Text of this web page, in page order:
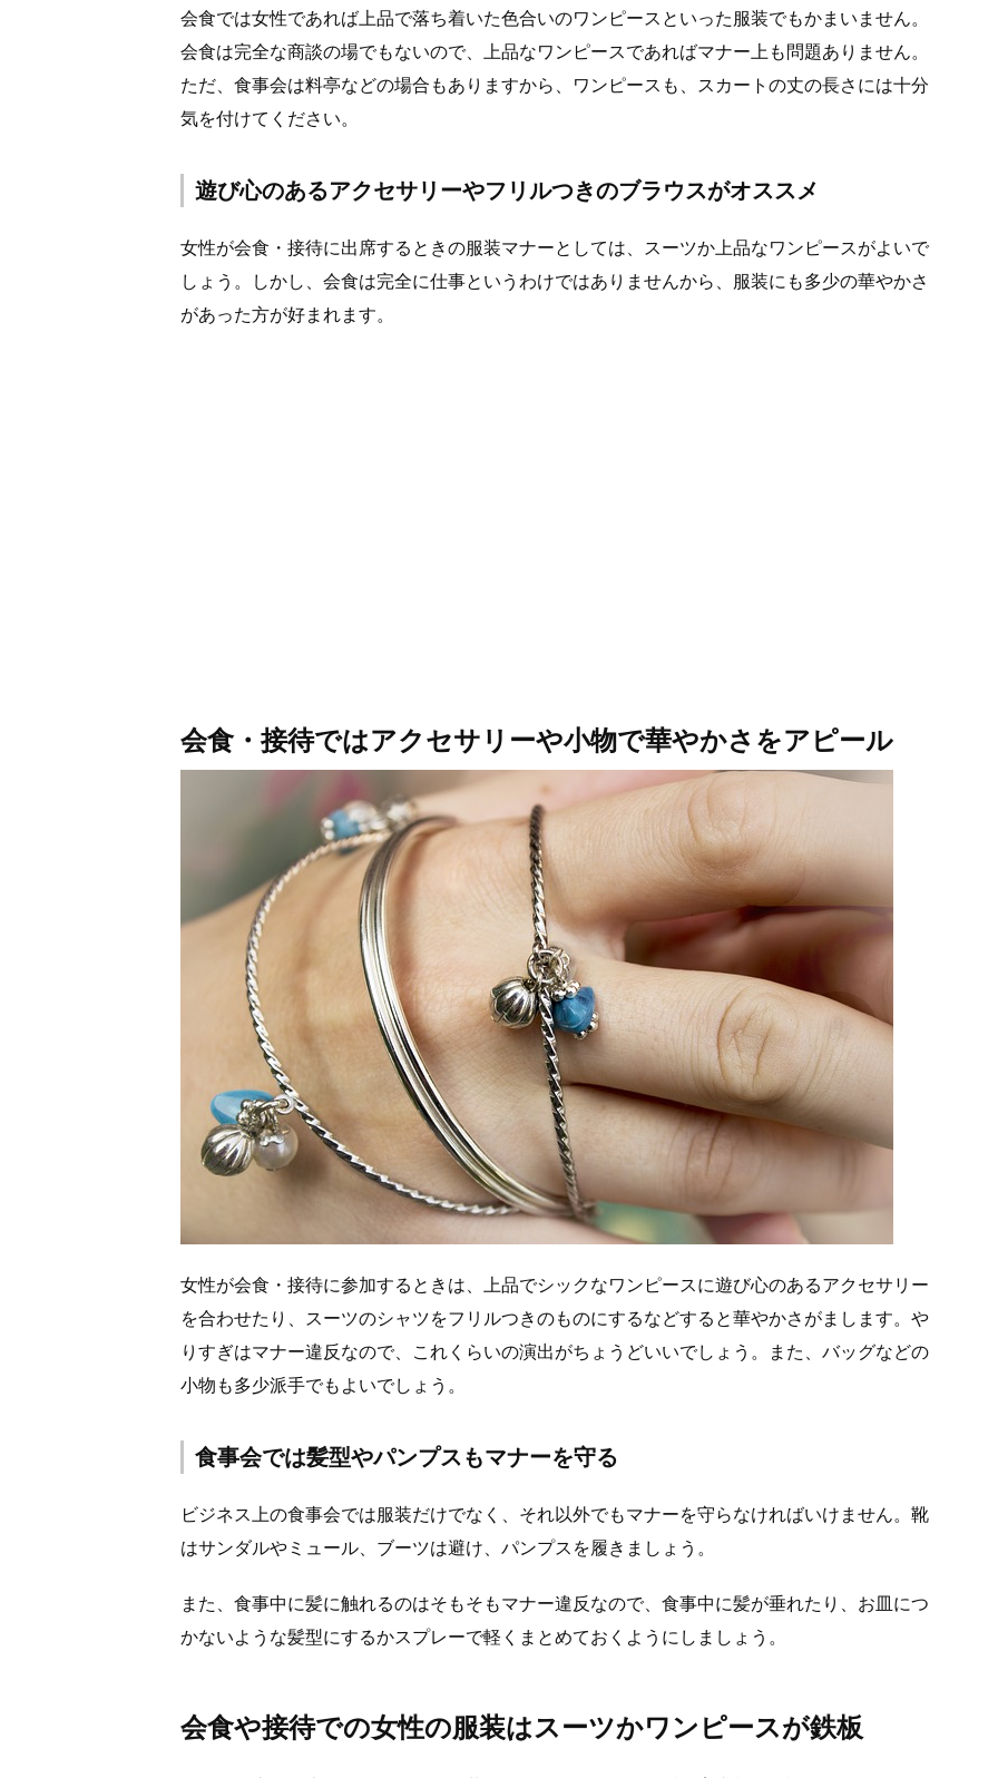
会食では女性であれば上品で落ち着いた色合いのワンピースといった服装でもかまいません。
会食は完全な商談の場でもないので、上品なワンピースであればマナー上も問題ありません。
ただ、食事会は料亭などの場合もありますから、ワンピースも、スカートの丈の長さには十分
気を付けてください。
遊び心のあるアクセサリーやフリルつきのブラウスがオススメ
女性が会食・接待に出席するときの服装マナーとしては、スーツか上品なワンピースがよいで
しょう。しかし、会食は完全に仕事というわけではありませんから、服装にも多少の華やかさ
があった方が好まれます。
会食・接待ではアクセサリーや小物で華やかさをアピール
女性が会食・接待に参加するときは、上品でシックなワンピースに遊び心のあるアクセサリー
を合わせたり、スーツのシャツをフリルつきのものにするなどすると華やかさがまします。や
りすぎはマナー違反なので、これくらいの演出がちょうどいいでしょう。また、バッグなどの
小物も多少派手でもよいでしょう。
食事会では髪型やパンプスもマナーを守る
ビジネス上の食事会では服装だけでなく、それ以外でもマナーを守らなければいけません。靴
はサンダルやミュール、ブーツは避け、パンプスを履きましょう。
また、食事中に髪に触れるのはそもそもマナー違反なので、食事中に髪が垂れたり、お皿につ
かないような髪型にするかスプレーで軽くまとめておくようにしましょう。
会食や接待での女性の服装はスーツかワンピースが鉄板